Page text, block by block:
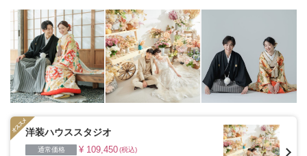
を添える“最高のウェディングフォト”のお手伝いをさせ
ていただきます。1枚の写真のチカラを信じて
洋装ハウススタジオ
通常価格 ¥ 109,450(税込)